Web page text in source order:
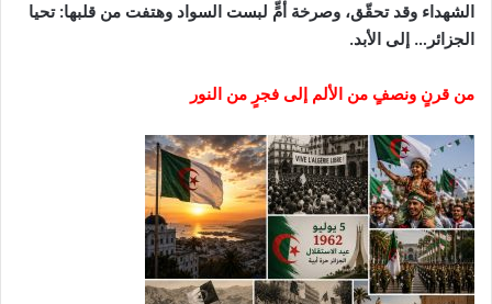
الشهداء وقد تحقّق، وصرخة أمٍّ لبست السواد وهتفت من قلبها:تحيا
الجزائر… إلى الأبد.
من قرنٍ ونصفٍ من الألم إلى فجرٍ من النور